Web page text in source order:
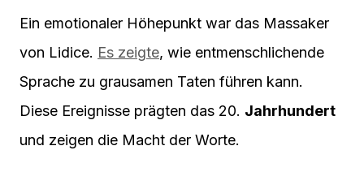
Ein emotionaler Höhepunkt war das Massaker
von Lidice. Es zeigte, wie entmenschlichende
Sprache zu grausamen Taten führen kann.
Diese Ereignisse prägten das 20. Jahrhundert
und zeigen die Macht der Worte.